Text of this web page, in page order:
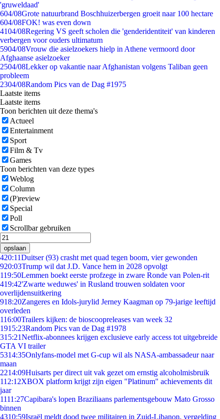
'gruweldaad'
604/08Grote natuurbrand Boschhuizerbergen groeit naar 100 hectare
604/08FOK! was even down
4104/08Regering VS geeft scholen die 'genderidentiteit' van kinderen
verbergen voor ouders ultimatum
5904/08Vrouw die asielzoekers hielp in Athene vermoord door
Afghaanse asielzoeker
2504/08Lekker op vakantie naar Afghanistan volgens Taliban geen
probleem
2304/08Random Pics van de Dag #1975
Laatste items
Laatste items
Toon berichten uit deze thema's
Actueel
Entertainment
Sport
Film & Tv
Games
Toon berichten van deze types
Weblog
Column
(P)review
Special
Poll
Scrollbar gebruiken
opslaan
420:11Duitser (93) crasht met quad tegen boom, vier gewonden
920:03Trump wil dat J.D. Vance hem in 2028 opvolgt
119:50Lemmen boekt eerste profzege in zware Ronde van Polen-rit
419:42'Zwarte weduwes' in Rusland trouwen soldaten voor
overlijdensuitkering
918:20Zangeres en Idols-jurylid Jerney Kaagman op 79-jarige leeftijd
overleden
116:00Trailers kijken: de bioscoopreleases van week 32
1915:23Random Pics van de Dag #1978
315:21Netflix-abonnees krijgen exclusieve early access tot uitgebreide
GTA VI trailer
5314:35Onlyfans-model met G-cup wil als NASA-ambassadeur naar
maan
2214:09Huisarts per direct uit vak gezet om ernstig alcoholmisbruik
112:12XBOX platform krijgt zijn eigen "Platinum" achievements dit
jaar
1111:27Capibara's lopen Braziliaans parlementsgebouw Mato Grosso
binnen
4310:59Israël meldt dood twee militairen in Zuid-Libanon, vergelding